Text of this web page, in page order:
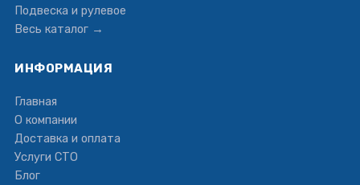
Подвеска и рулевое
Весь каталог →
ИНФОРМАЦИЯ
Главная
О компании
Доставка и оплата
Услуги СТО
Блог